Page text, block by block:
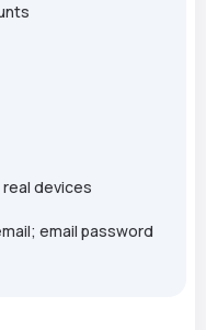
devices
email password